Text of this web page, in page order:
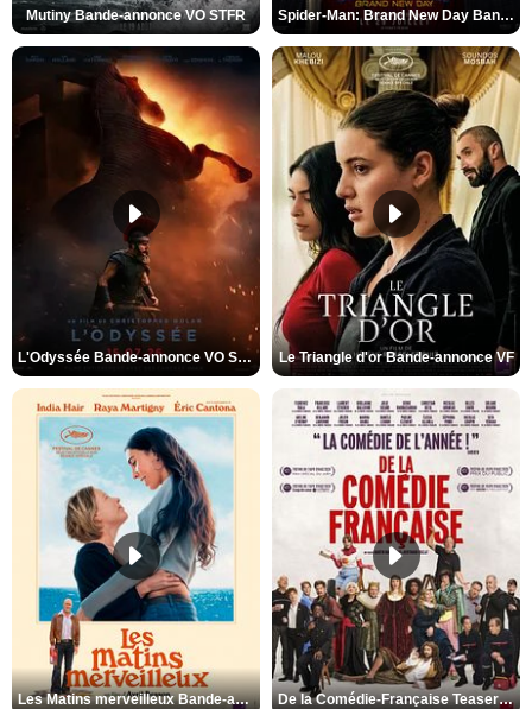
Mutiny Bande-annonce VO STFR Spider-Man: Brand New Day Bande-annonce VO STFR
L'Odyssée Bande-annonce VO STFR Le Triangle d'or Bande-annonce VF
Les Matins merveilleux Bande-annonce VF De la Comédie-Française Teaser VF